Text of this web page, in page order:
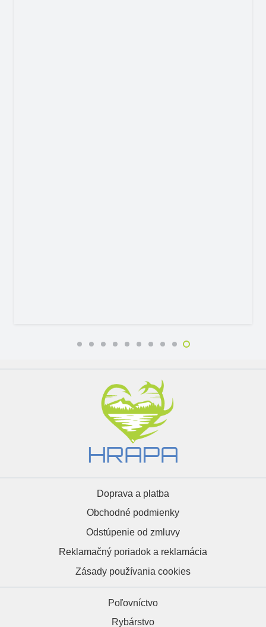
Doprava a platba
Obchodné podmienky
Odstúpenie od zmluvy
Reklamačný poriadok a reklamácia
Zásady používania cookies
Poľovníctvo
Rybárstvo